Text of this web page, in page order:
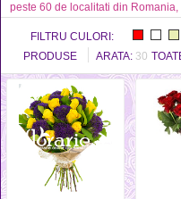
peste 60 de localitati din
FILTRU CULORI:
PRODUSE
ARATA: 30